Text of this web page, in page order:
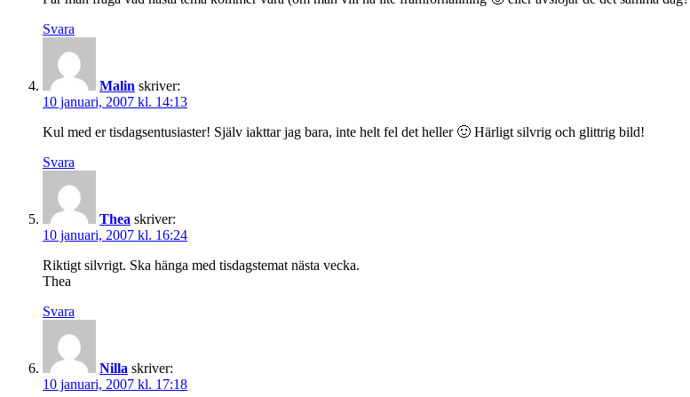
Svara
Malin skriver:
10 januari, 2007 kl. 14:13
Kul med er tisdagsentusiaster! Själv iakttar jag bara, inte helt fel det heller 🙂 Härligt silvrig och glittrig bild!
Svara
Thea skriver:
10 januari, 2007 kl. 16:24
Riktigt silvrigt. Ska hänga med tisdagstemat nästa vecka.
Thea
Svara
Nilla skriver:
10 januari, 2007 kl. 17:18